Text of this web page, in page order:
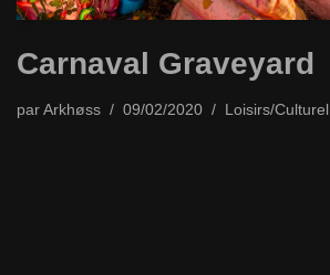
Carnaval Graveyard
parArkhøss 09/02/2020 Loisirs/Culturel